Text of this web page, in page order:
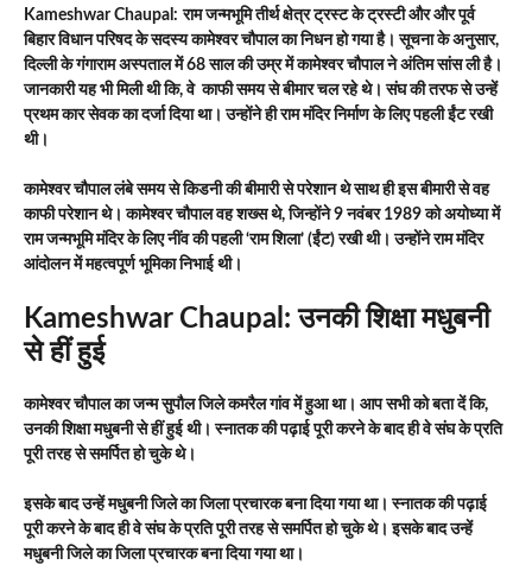
Kameshwar Chaupal: राम जन्मभूमि तीर्थ क्षेत्र ट्रस्ट के ट्रस्टी और और पूर्व
बिहार विधान परिषद के सदस्य कामेश्वर चौपाल का निधन हो गया है। सूचना के अनुसार,
दिल्ली के गंगाराम अस्पताल में 68 साल की उम्र में कामेश्वर चौपाल ने अंतिम सांस ली है।
जानकारी यह भी मिली थी कि, वे काफी समय से बीमार चल रहे थे। संघ की तरफ से उन्हें
प्रथम कार सेवक का दर्जा दिया था। उन्होंने ही राम मंदिर निर्माण के लिए पहली ईंट रखी
थी।
कामेश्वर चौपाल लंबे समय से किडनी की बीमारी से परेशान थे साथ ही इस बीमारी से वह
काफी परेशान थे। कामेश्वर चौपाल वह शख्स थे, जिन्होंने 9 नवंबर 1989 को अयोध्या में
राम जन्मभूमि मंदिर के लिए नींव की पहली ‘राम शिला’ (ईंट) रखी थी। उन्होंने राम मंदिर
आंदोलन में महत्वपूर्ण भूमिका निभाई थी।
Kameshwar Chaupal: उनकी शिक्षा मधुबनी
से हीं हुई
कामेश्वर चौपाल का जन्म सुपौल जिले कमरैल गांव में हुआ था। आप सभी को बता दें कि,
उनकी शिक्षा मधुबनी से हीं हुई थी। स्नातक की पढ़ाई पूरी करने के बाद ही वे संघ के प्रति
पूरी तरह से समर्पित हो चुके थे।
इसके बाद उन्हें मधुबनी जिले का जिला प्रचारक बना दिया गया था। स्नातक की पढ़ाई
पूरी करने के बाद ही वे संघ के प्रति पूरी तरह से समर्पित हो चुके थे। इसके बाद उन्हें
मधुबनी जिले का जिला प्रचारक बना दिया गया था।